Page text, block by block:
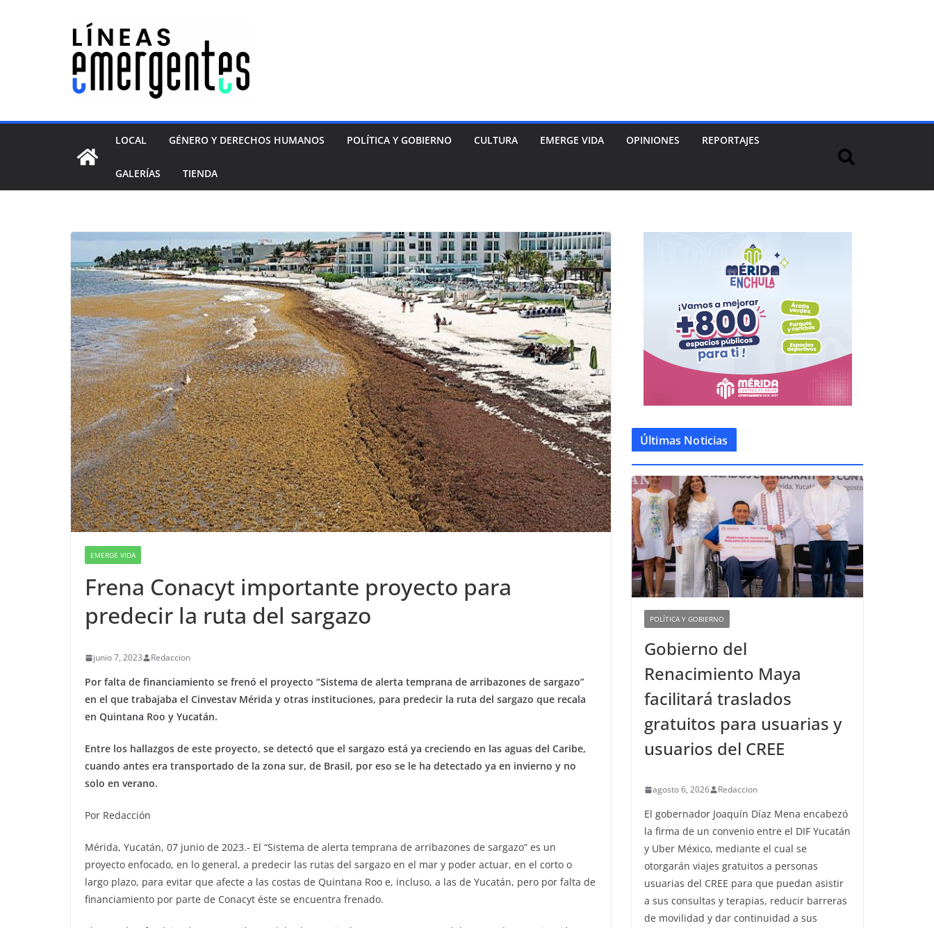
LOCAL GÉNERO Y DERECHOS HUMANOS POLÍTICA Y GOBIERNO CULTURA EMERGE VIDA OPINIONES REPORTAJES
GALERÍAS TIENDA
EMERGE VIDA
Frena Conacyt importante proyecto para
predecir la ruta del sargazo
junio 7, 2023 Redaccion
Por falta de financiamiento se frenó el proyecto “Sistema de alerta temprana de arribazones de sargazo”
en el que trabajaba el Cinvestav Mérida y otras instituciones, para predecir la ruta del sargazo que recala
en Quintana Roo y Yucatán.
Entre los hallazgos de este proyecto, se detectó que el sargazo está ya creciendo en las aguas del Caribe,
cuando antes era transportado de la zona sur, de Brasil, por eso se le ha detectado ya en invierno y no
solo en verano.
Por Redacción
Mérida, Yucatán, 07 junio de 2023.- El “Sistema de alerta temprana de arribazones de sargazo” es un
proyecto enfocado, en lo general, a predecir las rutas del sargazo en el mar y poder actuar, en el corto o
largo plazo, para evitar que afecte a las costas de Quintana Roo e, incluso, a las de Yucatán, pero por falta de
financiamiento por parte de Conacyt éste se encuentra frenado.
Últimas Noticias
POLÍTICA Y GOBIERNO
Gobierno del
Renacimiento Maya
facilitará traslados
gratuitos para usuarias y
usuarios del CREE
agosto 6, 2026 Redaccion
El gobernador Joaquín Díaz Mena encabezó
la firma de un convenio entre el DIF Yucatán
y Uber México, mediante el cual se
otorgarán viajes gratuitos a personas
usuarias del CREE para que puedan asistir
a sus consultas y terapias, reducir barreras
de movilidad y dar continuidad a sus